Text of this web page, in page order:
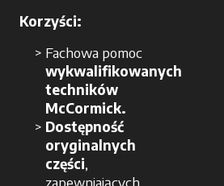
Korzyści:
Fachowa pomoc
wykwalifikowanych
techników
McCormick.
Dostępność
oryginalnych
części,
zapewniających